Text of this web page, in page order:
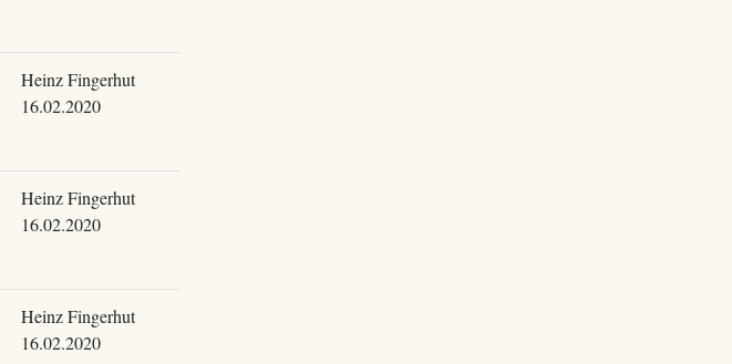
Heinz Fingerhut
16.02.2020
Heinz Fingerhut
16.02.2020
Heinz Fingerhut
16.02.2020